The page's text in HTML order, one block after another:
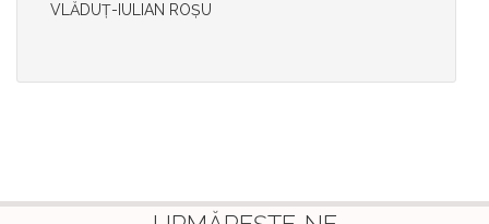
VLĂDUŢ-IULIAN ROȘU